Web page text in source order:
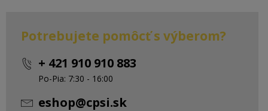
Potrebujete pomôcť s výberom?
+ 421 910 910 883
Po-Pia: 7:30 - 16:00
eshop@cpsi.sk